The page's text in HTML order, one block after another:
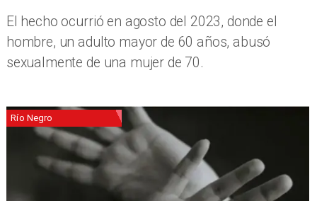
El hecho ocurrió en agosto del 2023, donde el
hombre, un adulto mayor de 60 años, abusó
sexualmente de una mujer de 70.
Río Negro